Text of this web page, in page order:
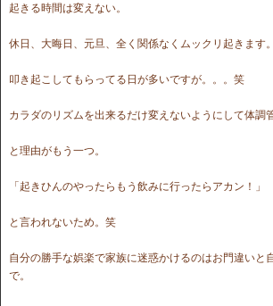
起きる時間は変えない。
休日、大晦日、元旦、全く関係なくムックリ起きます。
叩き起こしてもらってる日が多いですが。。。笑
カラダのリズムを出来るだけ変えないようにして体調
と理由がもう一つ。
「起きひんのやったらもう飲みに行ったらアカン！」
と言われないため。笑
自分の勝手な娯楽で家族に迷惑かけるのはお門違いと
で。